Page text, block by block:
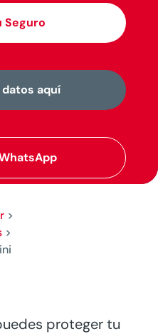
Seguro
aquí
>
>
proteger tu